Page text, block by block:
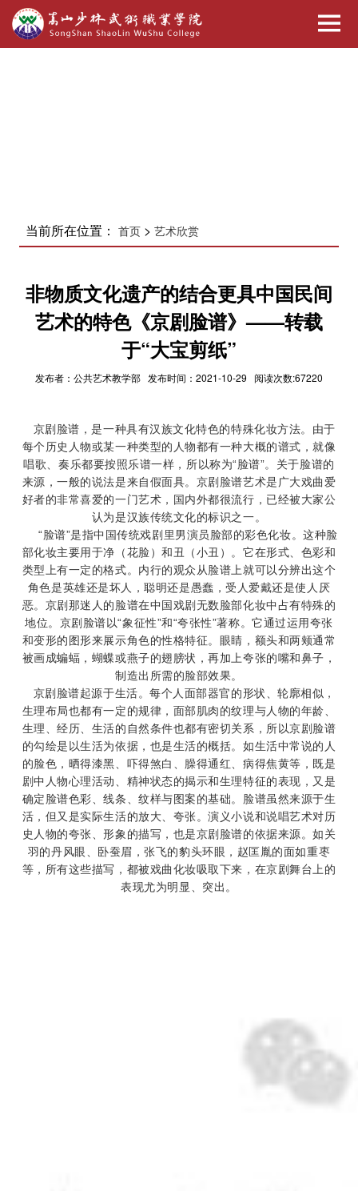
当前所在位置： 首页> 艺术欣赏
非物质文化遗产的结合更具中国民间
艺术的特色《京剧脸谱》——转载
于“大宝剪纸”
发布者：公共艺术教学部 发布时间：2021-10-29 阅读次数:67220
京剧脸谱，是一种具有汉族文化特色的特殊化妆方法。由于
每个历史人物或某一种类型的人物都有一种大概的谱式，就像
唱歌、奏乐都要按照乐谱一样，所以称为“脸谱”。关于脸谱的
来源，一般的说法是来自假面具。京剧脸谱艺术是广大戏曲爱
好者的非常喜爱的一门艺术，国内外都很流行，已经被大家公
认为是汉族传统文化的标识之一。
“脸谱”是指中国传统戏剧里男演员脸部的彩色化妆。这种脸
部化妆主要用于净（花脸）和丑（小丑）。它在形式、色彩和
类型上有一定的格式。内行的观众从脸谱上就可以分辨出这个
角色是英雄还是坏人，聪明还是愚蠢，受人爱戴还是使人厌
恶。京剧那迷人的脸谱在中国戏剧无数脸部化妆中占有特殊的
地位。京剧脸谱以“象征性”和“夸张性”著称。它通过运用夸张
和变形的图形来展示角色的性格特征。眼睛，额头和两颊通常
被画成蝙蝠，蝴蝶或燕子的翅膀状，再加上夸张的嘴和鼻子，
制造出所需的脸部效果。
京剧脸谱起源于生活。每个人面部器官的形状、轮廓相似，
生理布局也都有一定的规律，面部肌肉的纹理与人物的年龄、
生理、经历、生活的自然条件也都有密切关系，所以京剧脸谱
的勾绘是以生活为依据，也是生活的概括。如生活中常说的人
的脸色，晒得漆黑、吓得煞白、臊得通红、病得焦黄等，既是
剧中人物心理活动、精神状态的揭示和生理特征的表现，又是
确定脸谱色彩、线条、纹样与图案的基础。脸谱虽然来源于生
活，但又是实际生活的放大、夸张。演义小说和说唱艺术对历
史人物的夸张、形象的描写，也是京剧脸谱的依据来源。如关
羽的丹风眼、 卧蚕眉 ，张飞的豹头环眼， 赵匡胤的面如重枣
等，所有这些描写，都被戏曲化妆吸取下来，在京剧舞台上的
表现尤为明显、突出。